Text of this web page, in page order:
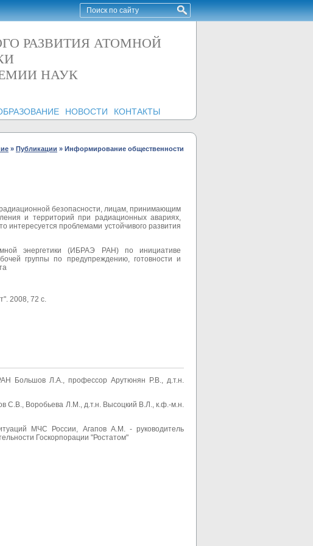
РАЗВИТИЯ АТОМНОЙ
НАУК
НОВОСТИ КОНТАКТЫ
» Публикации » Информирование общественности
радиационной безопасности, лицам, принимающим
и территорий при радиационных авариях,
интересуется проблемами устойчивого развития
энергетики (ИБРАЭ РАН) по инициативе
группы по предупреждению, готовности и
2008, 72 с.
Большов Л.А., профессор Арутюнян Р.В., д.т.н.
С.В., Воробьева Л.М., д.т.н. Высоцкий В.Л., к.ф.-м.н.
МЧС России, Агапов А.М. - руководитель
Госкорпорации "Ростатом"